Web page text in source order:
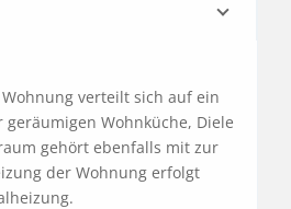
Wohnung verteilt sich auf ein
Wohnküche, Diele
gehört ebenfalls mit zur
der Wohnung erfolgt